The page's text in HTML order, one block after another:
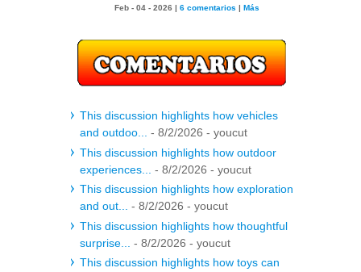
Feb - 04 - 2026 | 6 comentarios | Más
This discussion highlights how vehicles
and outdoo...
- 8/2/2026 - youcut
This discussion highlights how outdoor
experiences...
- 8/2/2026 - youcut
This discussion highlights how exploration
and out...
- 8/2/2026 - youcut
This discussion highlights how thoughtful
surprise...
- 8/2/2026 - youcut
This discussion highlights how toys can